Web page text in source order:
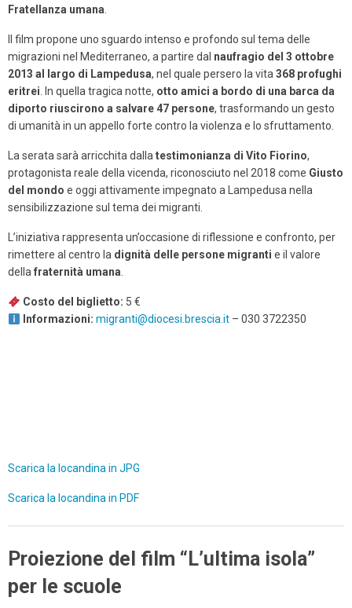
Fratellanza umana.
Il film propone uno sguardo intenso e profondo sul tema delle
migrazioni nel Mediterraneo, a partire dal naufragio del 3 ottobre
2013 al largo di Lampedusa, nel quale persero la vita368 profughi
eritrei. In quella tragica notte, otto amici a bordo di una barca da
diporto riuscirono a salvare 47 persone, trasformando un gesto
di umanità in un appello forte contro la violenza e lo sfruttamento.
La serata sarà arricchita dallatestimonianza di Vito Fiorino,
protagonista reale della vicenda, riconosciuto nel 2018 come Giusto
del mondo e oggi attivamente impegnato a Lampedusa nella
sensibilizzazione sul tema dei migranti.
L’iniziativa rappresenta un’occasione di riflessione e confronto, per
rimettere al centro la dignità delle persone migranti e il valore
dellafraternità umana.
Costo del biglietto: 5 €
Informazioni: migranti@diocesi.brescia.it– 030 3722350
Scarica la locandina in JPG
Scarica la locandina in PDF
Proiezione del film “L’ultima isola”
per le scuole